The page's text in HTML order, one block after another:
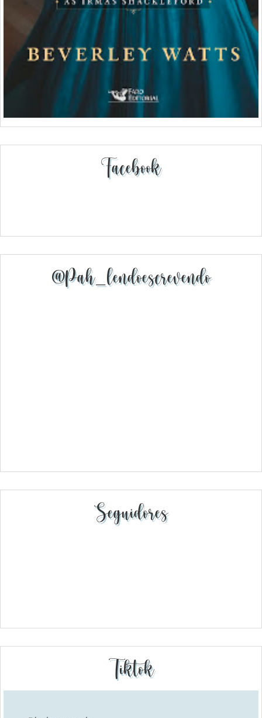
Facebook
@pah_lendoescrevendo
Seguidores
Tiktok